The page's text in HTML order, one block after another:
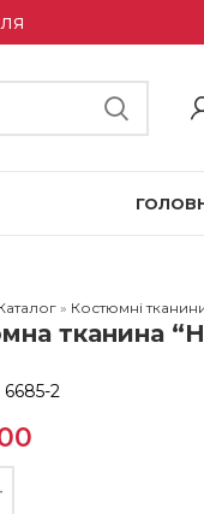
» Костюмні
тканина
6685-2